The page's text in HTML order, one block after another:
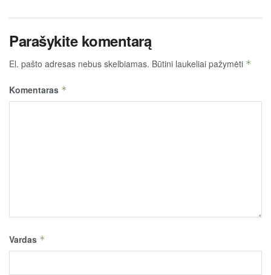
Parašykite komentarą
El. pašto adresas nebus skelbiamas. Būtini laukeliai pažymėti *
Komentaras *
Vardas *